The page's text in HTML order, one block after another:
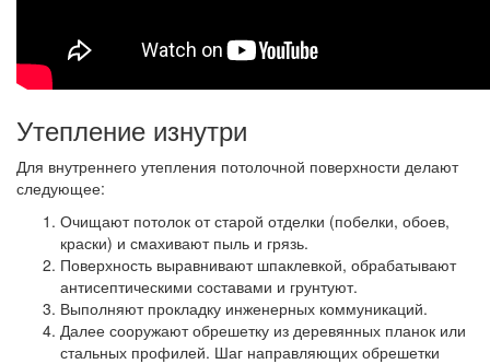
Утепление изнутри
Для внутреннего утепления потолочной поверхности делают
следующее:
Очищают потолок от старой отделки (побелки, обоев,
краски) и смахивают пыль и грязь.
Поверхность выравнивают шпаклевкой, обрабатывают
антисептическими составами и грунтуют.
Выполняют прокладку инженерных коммуникаций.
Далее сооружают обрешетку из деревянных планок или
стальных профилей. Шаг направляющих обрешетки